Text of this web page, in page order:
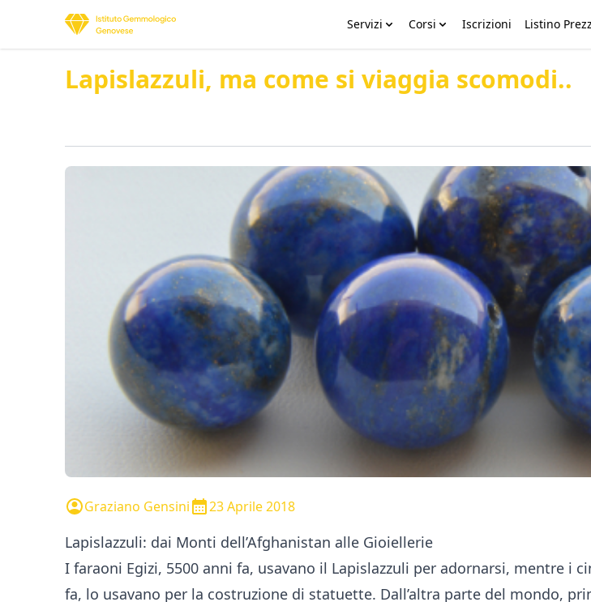
Servizi Corsi Iscrizioni Listino
Lapislazzuli, ma come si viaggia scomodi..
Graziano Gensini 23 Aprile 2018
Lapislazzuli: dai Monti dell’Afghanistan alle Gioiellerie
I faraoni Egizi, 5500 anni fa, usavano il Lapislazzuli per adornarsi, mentre i
fa, lo usavano per la costruzione di statuette. Dall’altra parte del mondo,